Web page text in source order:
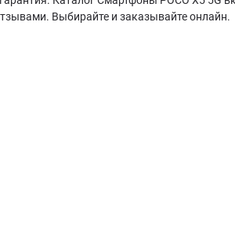
Выбирайте и заказывайте онлайн.